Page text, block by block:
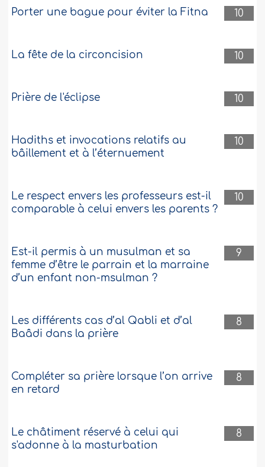
10
Porter une bague pour éviter la Fitna
10
La fête de la circoncision
10
Prière de l'éclipse
10
Hadiths et invocations relatifs au
bâillement et à l’éternuement
10
Le respect envers les professeurs est-il
comparable à celui envers les parents ?
9
Est-il permis à un musulman et sa
femme d’être le parrain et la marraine
d’un enfant non-msulman ?
8
Les différents cas d’al Qabli et d’al
Baâdi dans la prière
8
Compléter sa prière lorsque l’on arrive
en retard
8
Le châtiment réservé à celui qui
s'adonne à la masturbation